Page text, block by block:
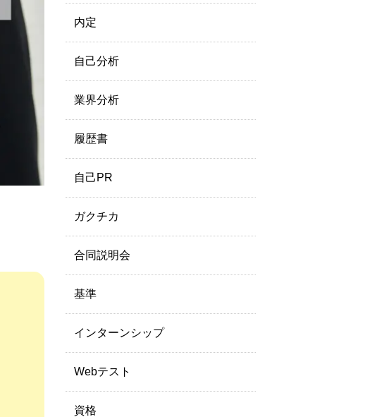
内定
自己分析
業界分析
履歴書
自己PR
ガクチカ
合同説明会
基準
インターンシップ
Webテスト
資格